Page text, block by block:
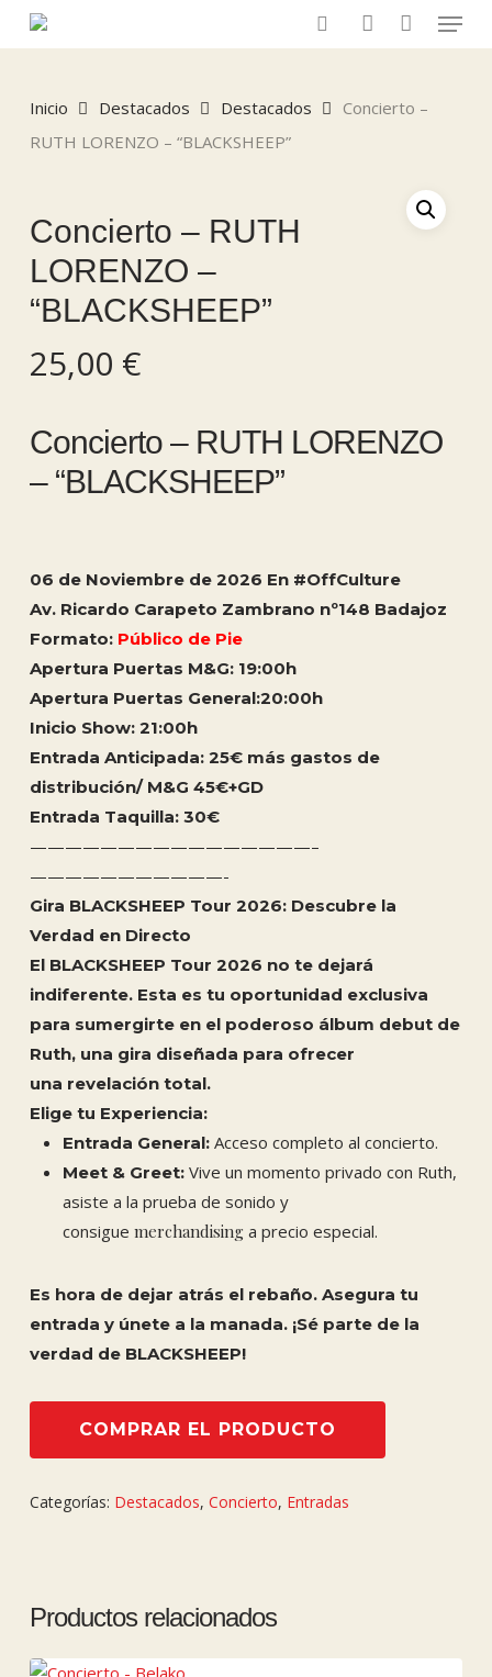
to
content
searchaccount
Menu
Inicio Destacados Destacados
Concierto –
RUTH LORENZO – “BLACKSHEEP”
Concierto – RUTH
LORENZO –
“BLACKSHEEP”
25,00 €
Concierto – RUTH LORENZO
– “BLACKSHEEP”
06 de Noviembre de 2026 En #OffCulture
Av. Ricardo Carapeto Zambrano nº148 Badajoz
Formato:Público de Pie
Apertura Puertas M&G: 19:00h
Apertura Puertas General:20:00h
Inicio Show: 21:00h
Entrada Anticipada: 25€ más gastos de
distribución/ M&G 45€+GD
Entrada Taquilla: 30€
————————————————–
———————————-
Gira BLACKSHEEP Tour 2026: Descubre la
Verdad en Directo
El BLACKSHEEP Tour 2026 no te dejará
indiferente. Esta es tu oportunidad exclusiva
para sumergirte en el poderoso álbum debut de
Ruth, una gira diseñada para ofrecer
una revelación total.
Elige tu Experiencia:
Entrada General:Acceso completo al concierto.
Meet & Greet:Vive un momento privado con Ruth,
asiste a la prueba de sonido y
consigue merchandising a precio especial.
Es hora de dejar atrás el rebaño. Asegura tu
entrada y únete a la manada. ¡Sé parte de la
verdad de BLACKSHEEP!
COMPRAR EL PRODUCTO
Categorías: Destacados, Concierto, Entradas
Productos relacionados